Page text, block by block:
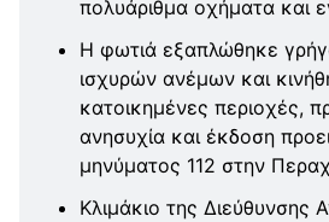
πολυάριθμα οχήματα και
Η φωτιά εξαπλώθηκε
ισχυρών ανέμων και
κατοικημένες περιοχές,
ανησυχία και έκδοση
μηνύματος 112 στην
Κλιμάκιο της Διεύθυνσης